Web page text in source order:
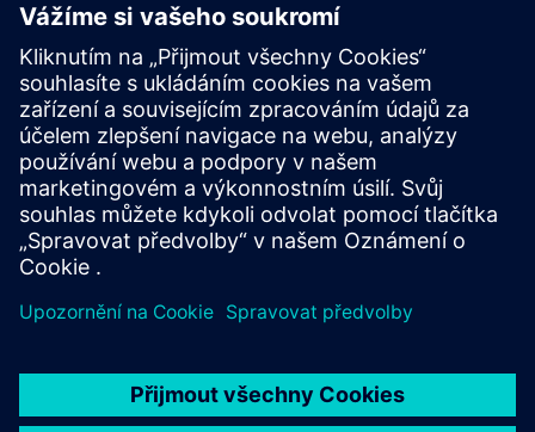
programozási ismeretekkel, és szeretnének a programtervezés
Termíny a registrace
Momentálně nejsou k dispozici žádné události
Zapište se na seznam požadavků a obdržíte upozornění, jakmile
budou k dispozici nové termíny.
Aktivujte službu upozornění